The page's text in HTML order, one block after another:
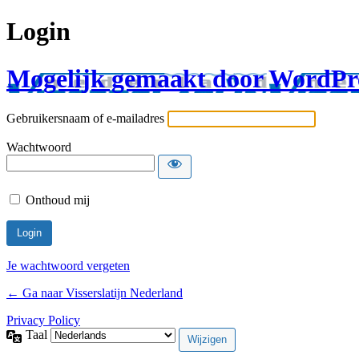
Login
Mogelijk gemaakt door
Gebruikersnaam of e-mailadres
Wachtwoord
Onthoud mij
Je wachtwoord vergeten
← Ga naar Visserslatijn Nederland
Privacy Policy
Taal